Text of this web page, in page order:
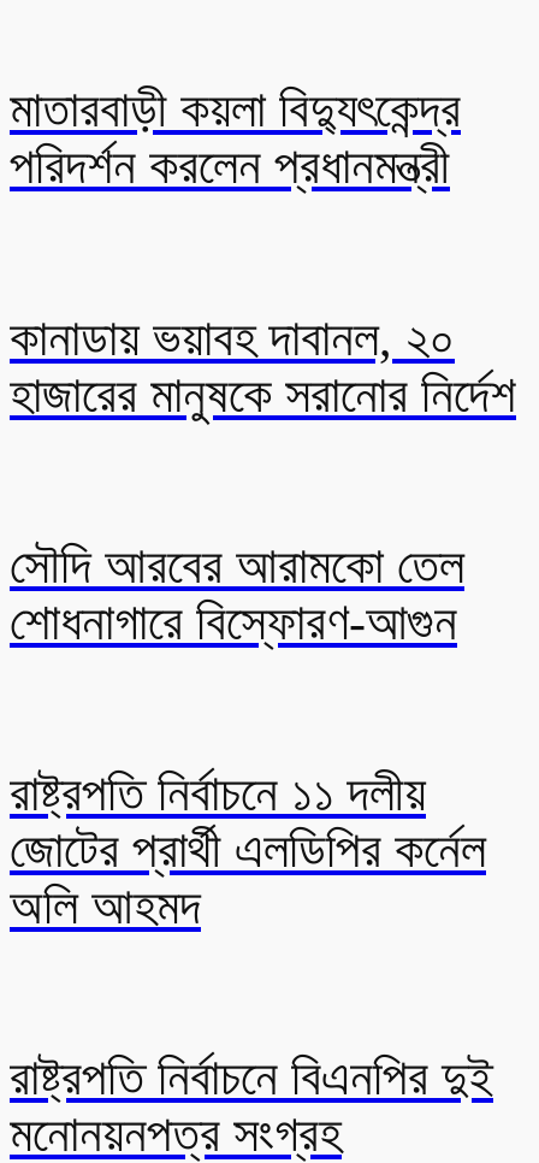
মাতারবাড়ী কয়লা বিদ্যুৎকেন্দ্র
পরিদর্শন করলেন প্রধানমন্ত্রী
কানাডায় ভয়াবহ দাবানল, ২০
হাজারের মানুষকে সরানোর নির্দেশ
সৌদি আরবের আরামকো তেল
শোধনাগারে বিস্ফোরণ-আগুন
রাষ্ট্রপতি নির্বাচনে ১১ দলীয়
জোটের প্রার্থী এলডিপির কর্নেল
অলি আহমদ
রাষ্ট্রপতি নির্বাচনে বিএনপির দুই
মনোনয়নপত্র সংগ্রহ